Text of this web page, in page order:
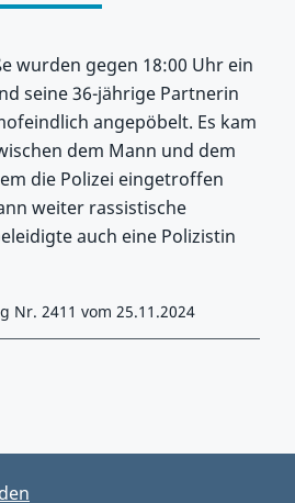
wurden gegen 18:00 Uhr ein
seine 36-jährige Partnerin
angepöbelt. Es kam
dem Mann und dem
die Polizei eingetroffen
weiter rassistische
auch eine Polizistin
Nr. 2411 vom 25.11.2024